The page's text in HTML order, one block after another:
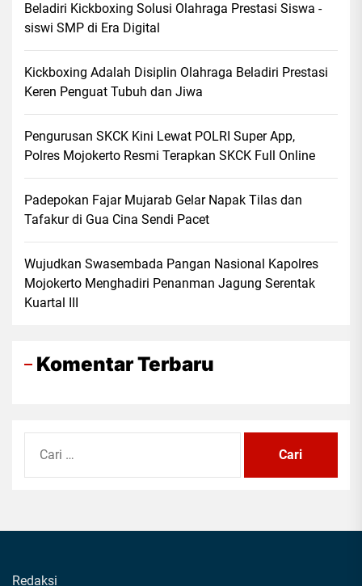
Beladiri Kickboxing Solusi Olahraga Prestasi Siswa -
siswi SMP di Era Digital
Kickboxing Adalah Disiplin Olahraga Beladiri Prestasi
Keren Penguat Tubuh dan Jiwa
Pengurusan SKCK Kini Lewat POLRI Super App,
Polres Mojokerto Resmi Terapkan SKCK Full Online
Padepokan Fajar Mujarab Gelar Napak Tilas dan
Tafakur di Gua Cina Sendi Pacet
Wujudkan Swasembada Pangan Nasional Kapolres
Mojokerto Menghadiri Penanman Jagung Serentak
Kuartal III
Komentar Terbaru
untuk:
Redaksi